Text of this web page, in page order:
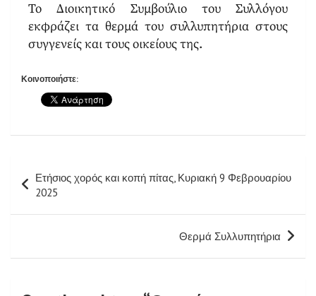
Το Διοικητικό Συμβούλιο του Συλλόγου
εκφράζει τα θερμά του συλλυπητήρια στους
συγγενείς και τους οικείους της.
Κοινοποιήστε:
Ετήσιος χορός και κοπή πίτας, Κυριακή 9 Φεβρουαρίου
2025
Θερμά Συλλυπητήρια